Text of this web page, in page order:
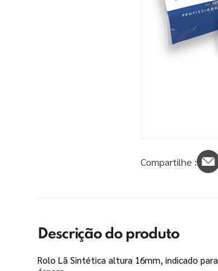
Compartilhe :
Descrição do produto
Rolo Lã Sintética altura 16mm, indicado